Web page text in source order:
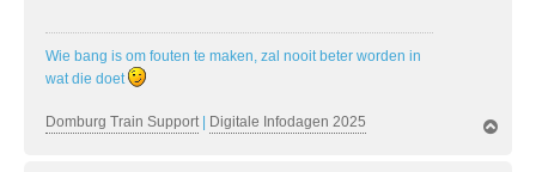
t
Wie bang is om fouten te maken, zal nooit beter worden in
wat die doet
Domburg Train Support| Digitale Infodagen 2025